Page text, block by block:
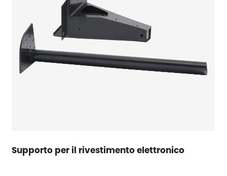
Supporto per il rivestimento elettronico